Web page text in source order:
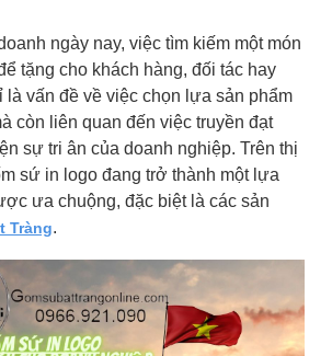
ngày nay, việc tìm kiếm một món
tặng cho khách hàng, đối tác hay
là vấn đề về việc chọn lựa sản phẩm
còn liên quan đến việc truyền đạt
sự tri ân của doanh nghiệp. Trên thị
sứ in logo đang trở thành một lựa
ưa chuộng, đặc biệt là các sản
Tràng.